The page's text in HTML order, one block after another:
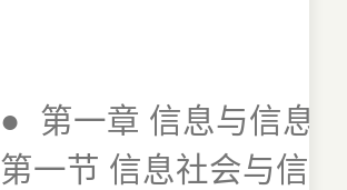
●
第一章 信息与信息
第一节 信息社会与信